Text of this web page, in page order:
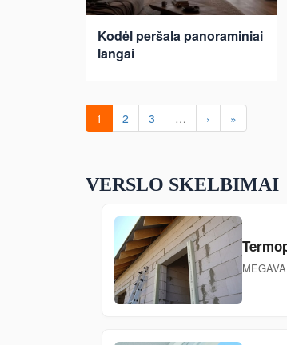
Kodėl peršala panoraminiai
langai
1 2 3 … › »
VERSLO SKELBIMAI